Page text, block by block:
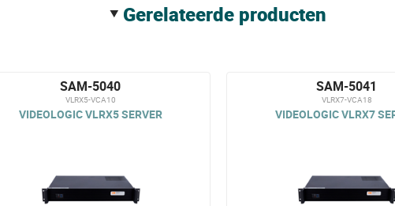
gerelateerde producten
SAM-5040
VLRX5-VCA10
VIDEOLOGIC VLRX5 SERVER
SAM-5041
VLRX7-VCA18
VIDEOLOGIC VLRX7